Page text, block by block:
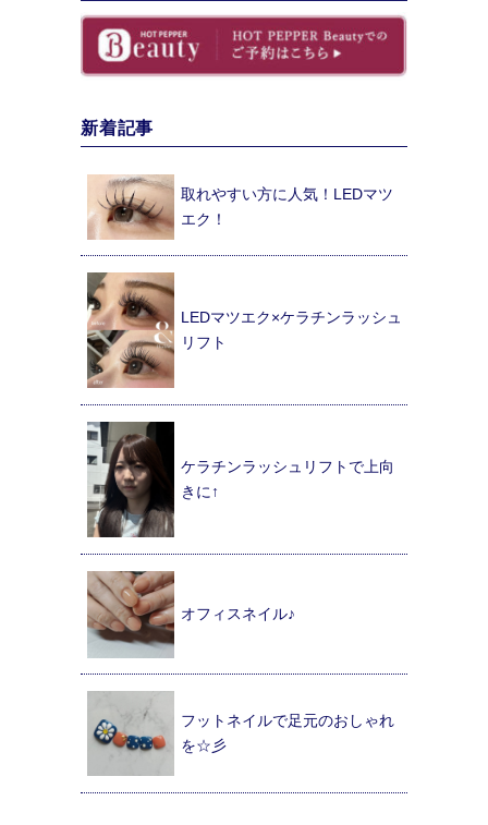
新着記事
取れやすい方に人気！LEDマツ
エク！
LEDマツエク×ケラチンラッシュ
リフト
ケラチンラッシュリフトで上向
きに↑
オフィスネイル♪
フットネイルで足元のおしゃれ
を☆彡